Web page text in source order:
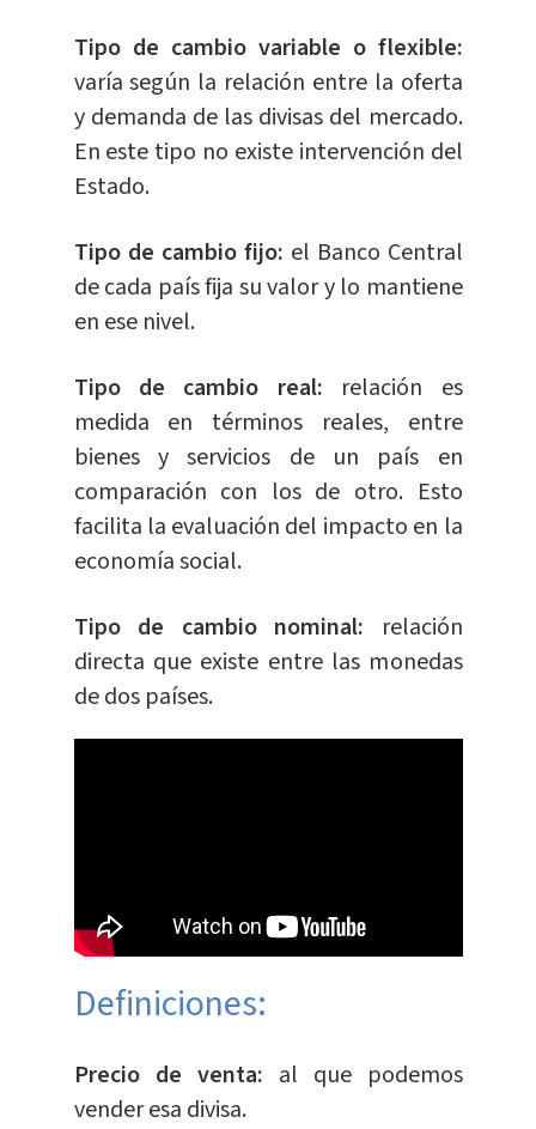
Tipo de cambio variable o flexible:
varía según la relación entre la oferta
y demanda de las divisas del mercado.
En este tipo no existe intervención del
Estado.
Tipo de cambio fijo: el Banco Central
de cada país fija su valor y lo mantiene
en ese nivel.
Tipo de cambio real: relación es
medida en términos reales, entre
bienes y servicios de un país en
comparación con los de otro. Esto
facilita la evaluación del impacto en la
economía social.
Tipo de cambio nominal: relación
directa que existe entre las monedas
de dos países.
Definiciones:
Precio de venta: al que podemos
vender esa divisa.